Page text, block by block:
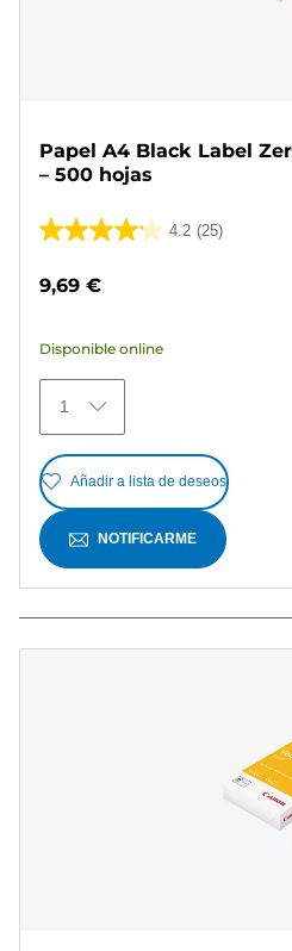
Papel A4 Black Label
– 500 hojas
4.2 (25)
4.2
5
25
reseñas
9,69 €
Disponible online
1
Añadir a lista de deseos
NOTIFICARME